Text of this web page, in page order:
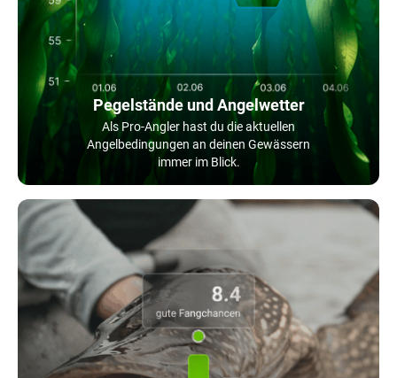
Pegelstände und Angelwetter
Als Pro-Angler hast du die aktuellen
Angelbedingungen an deinen Gewässern
immer im Blick.